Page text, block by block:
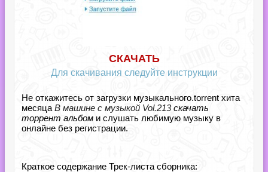
СКАЧАТЬ
Для скачивания следуйте инструкции
Не откажитесь от загрузки музыкального.torrent хита
месяца В машине с музыкой Vol.213скачать
торрент альбом и слушать любимую музыку в
онлайне без регистрации.
Краткое содержание Трек-листа сборника: